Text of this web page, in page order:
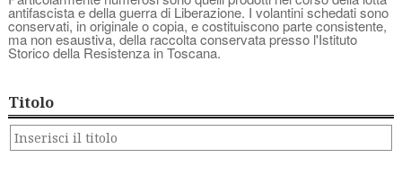
antifascista e della guerra di Liberazione. I volantini schedati sono
conservati, in originale o copia, e costituiscono parte consistente,
ma non esaustiva, della raccolta conservata presso l'Istituto
Storico della Resistenza in Toscana.
Titolo